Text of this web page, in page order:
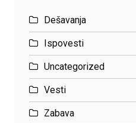
Dešavanja
Ispovesti
Uncategorized
Vesti
Zabava